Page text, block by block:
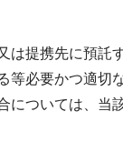
提携先に預託
必要かつ適切
ついては、当